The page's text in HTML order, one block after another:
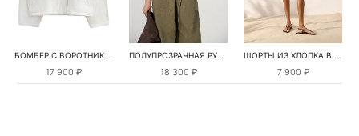
БОМБЕР С ВОРОТНИКОМ-СТОЙКОЙ
17 900 ₽
ПОЛУПРОЗРАЧНАЯ РУБАШКА С РОМАШКАМИ
18 300 ₽
ШОРТЫ ИЗ ХЛОПКА В КЛЕТКУ
7 900 ₽